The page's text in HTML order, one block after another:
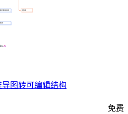
图转可编辑结构
免费